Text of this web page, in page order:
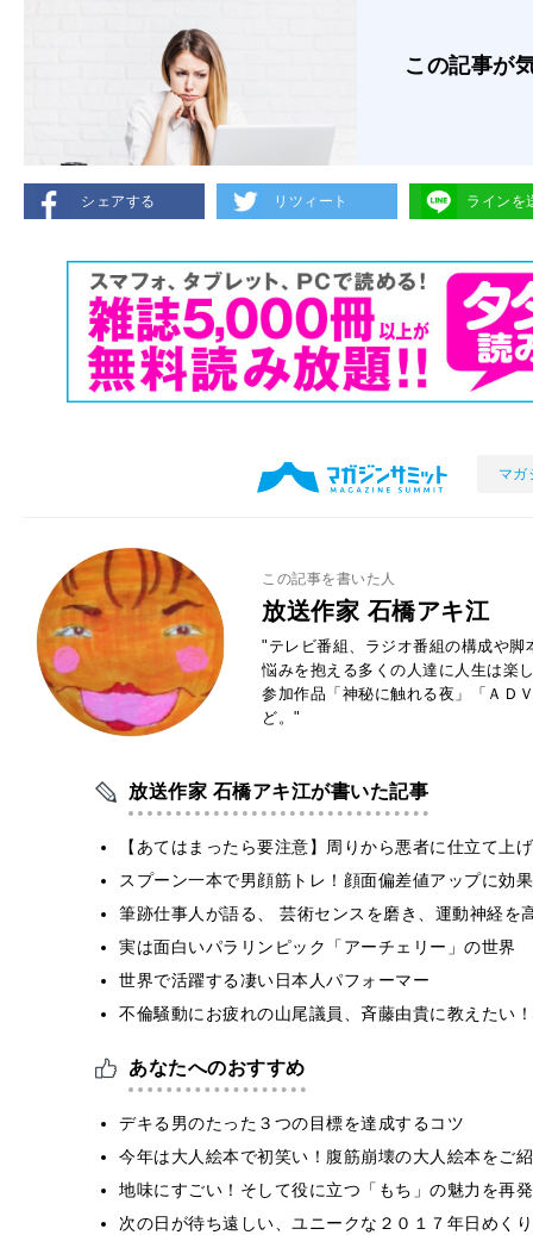
この記事が
シェアする リツィート ラインを
マガ
この記事を書いた人
放送作家 石橋アキ江
"テレビ番組、ラジオ番組の構成や
悩みを抱える多くの人達に人生は楽
参加作品「神秘に触れる夜」「ＡＤ
ど。"
放送作家 石橋アキ江が書いた記事
【あてはまったら要注意】周りから悪者に仕立て上
スプーン一本で男顔筋トレ！顔面偏差値アップに効
筆跡仕事人が語る、 芸術センスを磨き、運動神経を
実は面白いパラリンピック「アーチェリー」の世界
世界で活躍する凄い日本人パフォーマー
不倫騒動にお疲れの山尾議員、斉藤由貴に教えたい
あなたへのおすすめ
デキる男のたった３つの目標を達成するコツ
今年は大人絵本で初笑い！腹筋崩壊の大人絵本を
地味にすごい！そして役に立つ「もち」の魅力を再
次の日が待ち遠しい、ユニークな２０１７年日めく